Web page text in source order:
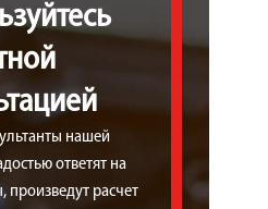
нашей
ответят на
произведут расчет